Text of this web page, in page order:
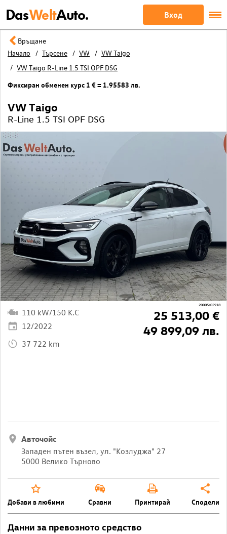
DasWeltAuto. Вход
Връщане
Начало
Търсене VW
VW Taigo
VW Taigo R-Line 1.5 TSI OPF DSG
Фиксиран обменен курс 1 € = 1.95583 лв.
20005/02918
VW Taigo
R-Line 1.5 TSI OPF DSG
110 kW/150 K.C
12/2022
37 722 km
25 513,00 €
49 899,09 лв.
Авточойс
Западен пътен възел, ул. "Козлуджа" 27
5000 Велико Търново
Добави в любими Сравни Принтирай Сподели
Данни за превозното средство